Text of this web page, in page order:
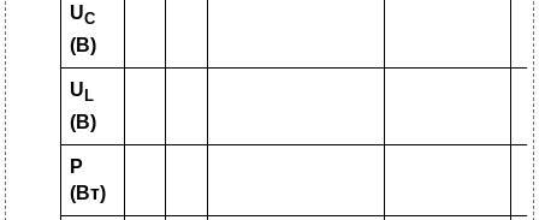
UС
(B)
U L
(B)
P
(Вт)